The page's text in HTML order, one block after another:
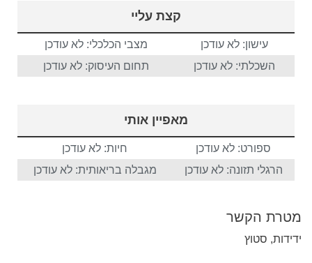
קצת עליי
עישון: לא עודכן
מצבי הכלכלי: לא עודכן
השכלתי: לא עודכן
תחום העיסוק: לא עודכן
מאפיין אותי
ספורט: לא עודכן
חיות: לא עודכן
הרגלי תזונה: לא עודכן
מגבלה בריאותית: לא עודכן
מטרת הקשר
ידידות, סטוץ